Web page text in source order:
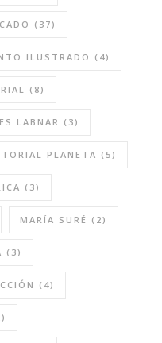
(37)
ILUSTRADO (4)
(8)
LABNAR (3)
PLANETA (5)
(3)
MARÍA SURÉ (2)
(3)
(4)